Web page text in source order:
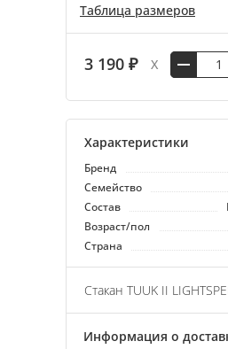
Таблица размеров
3 190 ₽ X
Характеристики
Бренд
Семейство
Состав
Возраст/пол
Страна
Стакан TUUK II
Информация о